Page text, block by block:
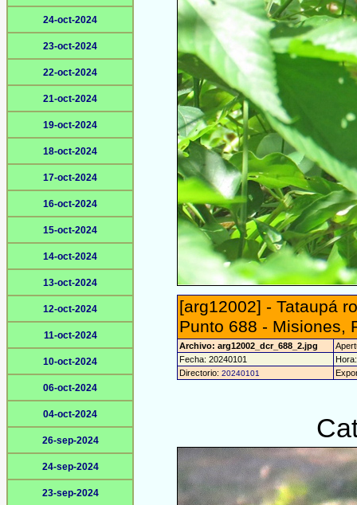
24-oct-2024
23-oct-2024
22-oct-2024
21-oct-2024
19-oct-2024
18-oct-2024
17-oct-2024
16-oct-2024
15-oct-2024
14-oct-2024
13-oct-2024
12-oct-2024
11-oct-2024
10-oct-2024
06-oct-2024
04-oct-2024
26-sep-2024
24-sep-2024
23-sep-2024
[arg12002] - Tataupá
Punto 688 - Misiones,
Archivo: arg12002_dcr_688_2.jpg
Fecha: 20240101
Directorio: 20240101